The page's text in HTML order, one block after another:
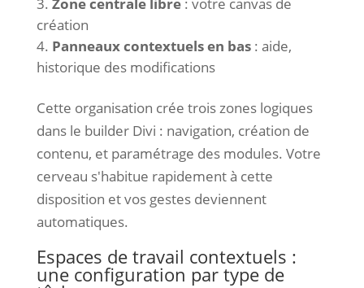
création
Panneaux contextuels en bas: aide,
historique des modifications
Cette organisation crée trois zones logiques
dans le builder Divi : navigation, création de
contenu, et paramétrage des modules. Votre
cerveau s'habitue rapidement à cette
disposition et vos gestes deviennent
automatiques.
Espaces de travail contextuels :
une configuration par type de